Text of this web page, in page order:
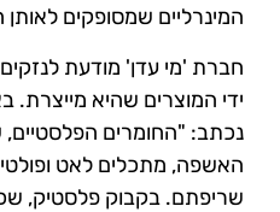
המינרליים שמסופקים
חברת 'מי עדן' מודעת
ידי המוצרים שהיא
האשפה, מתכלים לאט
שריפתם. בקבוק פלסטיק,